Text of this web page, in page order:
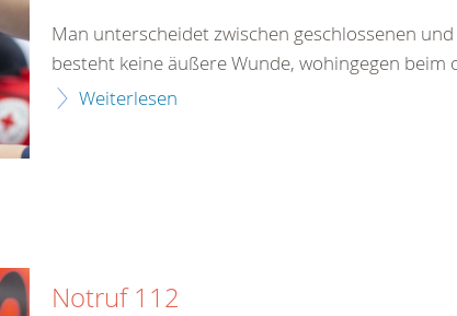
Man unterscheidet zwischen geschlossenen
besteht keine äußere Wunde, wohingegen
Weiterlesen
Notruf 112